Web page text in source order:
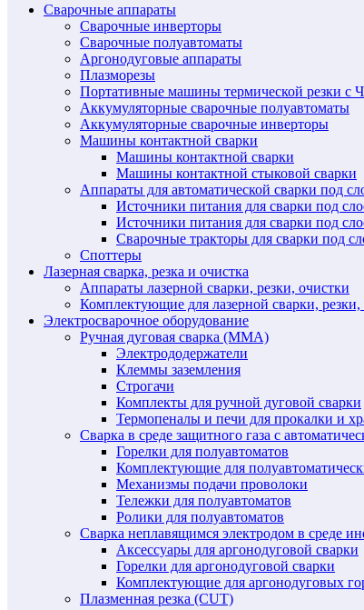
Сварочные аппараты
Сварочные инверторы
Сварочные полуавтоматы
Аргонодуговые аппараты
Плазморезы
Портативные машины термической резки с
Аккумуляторные сварочные полуавтоматы
Аккумуляторные сварочные инверторы
Машины контактной сварки
Машины контактной сварки
Машины контактной стыковой сварки
Аппараты для автоматической сварки под
Источники питания для сварки под
Источники питания для сварки под
Сварочные тракторы для сварки под
Споттеры
Лазерная сварка, резка и очистка
Аппараты лазерной сварки, резки, очистки
Комплектующие для лазерной сварки, резки,
Электросварочное оборудование
Ручная дуговая сварка (MMA)
Электрододержатели
Клеммы заземления
Строгачи
Комплекты для ручной дуговой сварки
Термопеналы и печи для прокалки и
Сварка в среде защитного газа с
Горелки для полуавтоматов
Комплектующие для
Механизмы подачи проволоки
Тележки для полуавтоматов
Ролики для полуавтоматов
Сварка неплавящимся электродом в среде
Аксессуары для аргонодуговой сварки
Горелки для аргонодуговой сварки
Комплектующие для аргонодуговых
Плазменная резка (CUT)